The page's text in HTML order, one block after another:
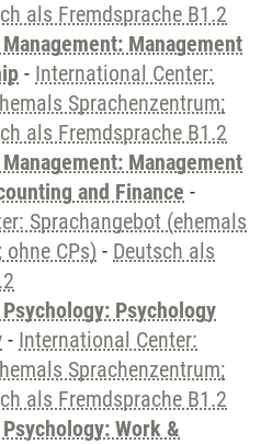
als Fremdsprache B1.2
Management
- International Center:
Sprachenzentrum;
als Fremdsprache B1.2
Management
and Finance -
Sprachangebot (ehemals
CPs) - Deutsch als
Psychology
- International Center:
Sprachenzentrum;
als Fremdsprache B1.2
Work &